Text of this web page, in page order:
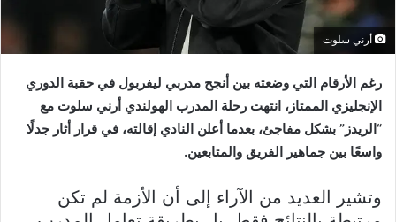
أرني سلوت
رغم الأرقام التي وضعته بين أنجح مدربي ليفربول في حقبة الدوري
الإنجليزي الممتاز، انتهت رحلة المدرب الهولندي أرني سلوت مع
“الريدز” بشكل مفاجئ، بعدما أعلن النادي إقالته، في قرار أثار جدلًا
واسعًا بين جماهير الفريق والمتابعين.
وتشير العديد من الآراء إلى أن الأزمة لم تكن